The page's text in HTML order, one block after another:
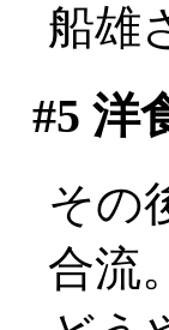
船雄
#5 洋
その
合流。